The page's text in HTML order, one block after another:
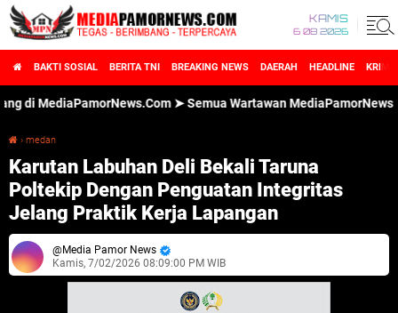
KAMIS
6 08 2026
BAKTI SOSIAL BERITA TNI BREAKING NEWS DAERAH HEADLINE
➤ Semua Wartawan MediaPamorNews.Com
› medan
Karutan Labuhan Deli Bekali Taruna
Poltekip Dengan Penguatan Integritas
Jelang Praktik Kerja Lapangan
Media Pamor News
Kamis, 7/02/2026 08:09:00 PM WIB